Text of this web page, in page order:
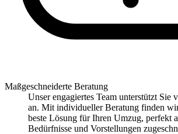
Maßgeschneiderte Beratung
Unser engagiertes Team unterstützt Sie
an. Mit individueller Beratung finden
beste Lösung für Ihren Umzug, perfekt
Bedürfnisse und Vorstellungen